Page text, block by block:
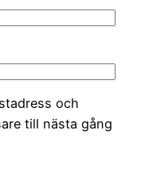
och
till nästa gång